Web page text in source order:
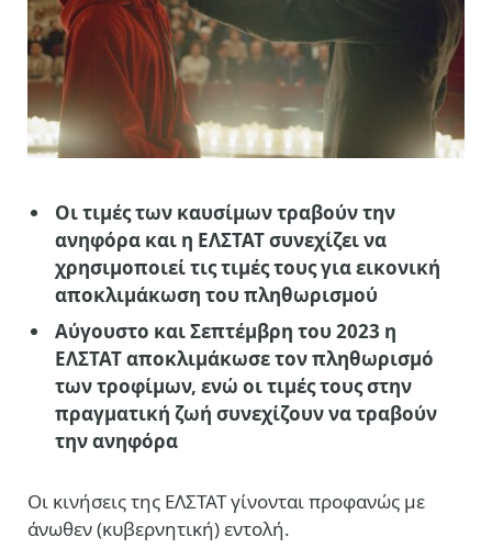
Οι τιμές των καυσίμων τραβούν την
ανηφόρα και η ΕΛΣΤΑΤ συνεχίζει να
χρησιμοποιεί τις τιμές τους για εικονική
αποκλιμάκωση του πληθωρισμού
Αύγουστο και Σεπτέμβρη του 2023 η
ΕΛΣΤΑΤ αποκλιμάκωσε τον πληθωρισμό
των τροφίμων, ενώ οι τιμές τους στην
πραγματική ζωή συνεχίζουν να τραβούν
την ανηφόρα
Οι κινήσεις της ΕΛΣΤΑΤ γίνονται προφανώς με
άνωθεν (κυβερνητική) εντολή.